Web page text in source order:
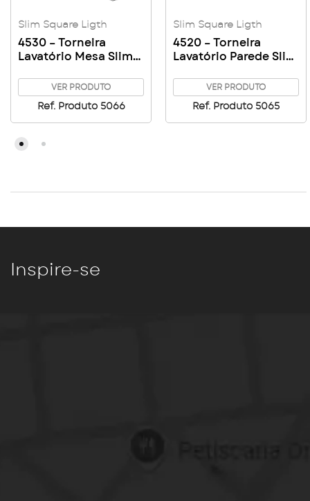
Slim Square Ligth
4530 – Torneira
Lavatório Mesa Slim
VER PRODUTO
Ref. Produto 5066
Slim Square Ligth
4520 – Torneira
Lavatório Parede Slim
VER PRODUTO
Ref. Produto 5065
Inspire-se